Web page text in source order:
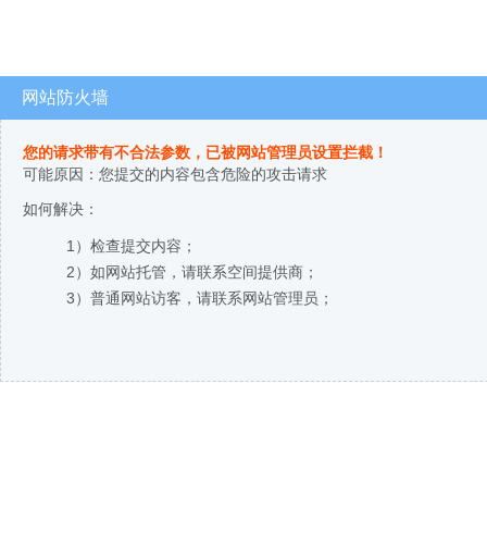
网站防火墙
您的请求带有不合法参数，已被网站管理员设置拦截！
可能原因：您提交的内容包含危险的攻击请求
如何解决：
1）检查提交内容；
2）如网站托管，请联系空间提供商；
3）普通网站访客，请联系网站管理员；